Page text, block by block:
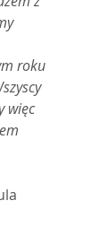
roku
więc